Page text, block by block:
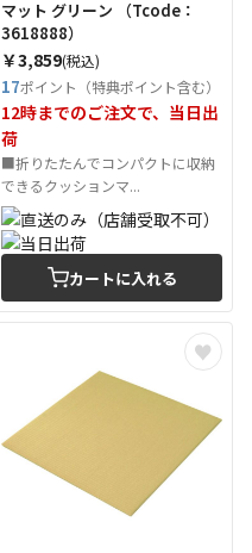
マット グリーン （Tcode：
3618888）
￥3,859(税込)
17ポイント（特典ポイント含む）
12時までのご注文で、当日出
荷
■折りたたんでコンパクトに収納
できるクッションマ...
カートに入れる